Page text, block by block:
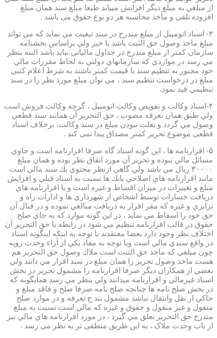
از مبلغي به مبلغ ديگر افزايش مييابد طبعا مبلغ سند همان مبلغ
افزوده تلقی و مأخذ محاسبه هر دو نوع حقوق می باشد .
۳- اسناد اتومبيل از مبلغ مندرج در سند تبعيت مي نمايد كه مي تواند
مبلغ ماخذ وصول حق الثبت باشد يا خير ولي براساس بخشنامه
سازمان كمتر از مبلغ مندرج در جداول مالياتي نبايد باشد البته بنظر
مي رسد در مواردي كه سازمانهاي دولتي به لحاظ مقررات مالي
خود مجبور به تنظيم سند با قيمت كمتر باشند به شرط اعلام كتبي
مبلغ در درخواست تنظيم سند ، مي توان مبلغ مورد نظر را در سند
تنظيمي قيد نمود.
۴-اسناد وكالت و تفويض وكالت اتومبيل ، گرچه وكالت فروش است
ولي طبق همان تعرفه مصوب ، حق التحرير آن همانند سند قطعي
وصول مي گردد و بعلت نبودن مبلغ در سند وكالت، برخلاف اسناد
قطعی موضوع تحریر کمتر مصداق پیدا نمی کند .
۵- اقرارنامه ها ، اين گونه اسناد گاه صرفا اقرارنامه است و حاوي
مسائل مالي نبوده و تحرير آن مورد اتفاق نظر بوده و همان مبلغ
۳۰۰۰۰ ريال مي باشد ولي گاهي ازنظر محتوي يك سند مالي است
مانند اقرارنامه هاي اصلاحي بانك ها نسبت به اسناد قبلي و افزايش
مبلغ و تغييرات در ميزان اقساط و غيره است و يا اقرارنامه هاي
دريافت خسارات توسط اشخاص از شهرداري ها و ادارات راه و
ترابري و غيره كه مقر اقرار به دريافت مبالغي نموده و در قبال آن
حق خود را اسقاط مي نمايد ، در اين گونه موارد كه به جاي صلح
حقوق در قالب اقرارنامه تنظيم مي شود در رابطه با حق التحرير آن
اختلاف نظر وجود دارد بعضا معتقدند با توجه به اينكه اينگونه اسناد
در واقع سندي مالي است وبا توجه به مفاد يكي از آراء وحدت رويه
چون مبلغي كه ماخذ حق الثبت است ملاك وصول حق التحرير هم
هست ماخذ وصول تحرير را همان مبلغ در سند اقرار مي دانند ولي
بعضي از همكاران ديگر صرفا اقرارنامه را مشمول تحرير در بخش
اسناد غيرمالي و اقرارنامه ميدانند ولي بنظر مي رسد همانگونه كه
در بخش صلح نامه ها چنانچه صلح نامه صرفا صلح و فاقد مبلغ و
حاكي از نقل وانتقال نباشد مشمول بند ج تعرفه و در موارد صلح
منقول و غير منقول و حقوق و غيره كه مالي است نسبت به مبلغ
مندرج حق التحرير تعلق مي گيرد ، در مورد اقرارنامه هاي مالي نيز
از باب وحدت ملاک ، به این طریق منطقی تر به نظر می رسد .